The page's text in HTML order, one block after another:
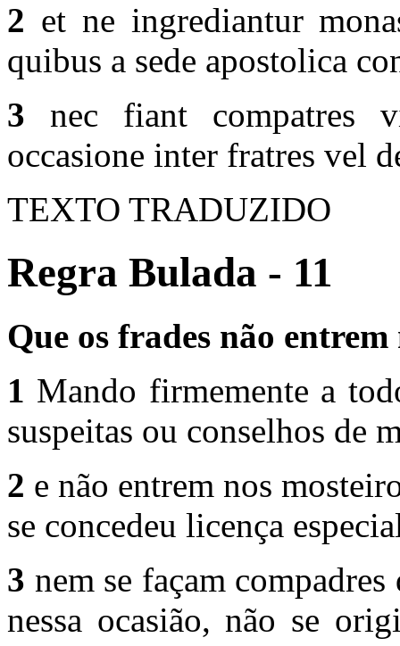
2 et ne ingrediantur
quibus a sede apostolica
3 nec fiant compatres
occasione inter fratres vel
TEXTO TRADUZIDO
Regra Bulada - 11
Que os frades não
1 Mando firmemente a
suspeitas ou conselhos de
2 e não entrem nos
se concedeu licença
3 nem se façam
nessa ocasião, não se